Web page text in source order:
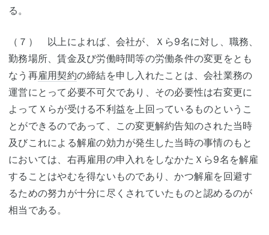
る。
（７） 以上によれば、会社が、Ｘら9名に対し、職務、
勤務場所、賃金及び労働時間等の労働条件の変更をとも
なう再雇用契約の締結を申し入れたことは、会社業務の
運営にとって必要不可欠であり、その必要性は右変更に
よってＸらが受ける不利益を上回っているものというこ
とができるのであって、この変更解約告知のされた当時
及びこれによる解雇の効力が発生した当時の事情のもと
においては、右再雇用の申入れをしなかたＸら9名を解雇
することはやむを得ないものであり、かつ解雇を回避す
るための努力が十分に尽くされていたものと認めるのが
相当である。